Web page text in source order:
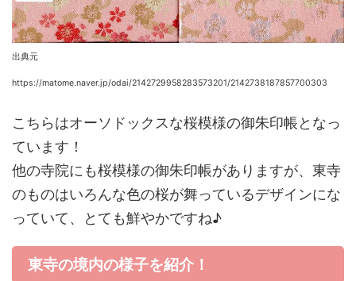
出典元
https://matome.naver.jp/odai/2142729958283573201/2142738187857700303
こちらはオーソドックスな桜模様の御朱印帳となっ
ています！
他の寺院にも桜模様の御朱印帳がありますが、東寺
のものはいろんな色の桜が舞っているデザインにな
っていて、とても鮮やかですね♪
東寺の境内の様子を紹介！